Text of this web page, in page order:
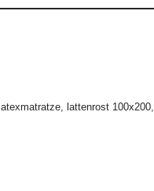
latexmatratze, lattenrost 100x200,